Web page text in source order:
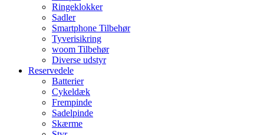
Ringeklokker
Sadler
Smartphone Tilbehør
Tyverisikring
woom Tilbehør
Diverse udstyr
Reservedele
Batterier
Cykeldæk
Frempinde
Sadelpinde
Skærme